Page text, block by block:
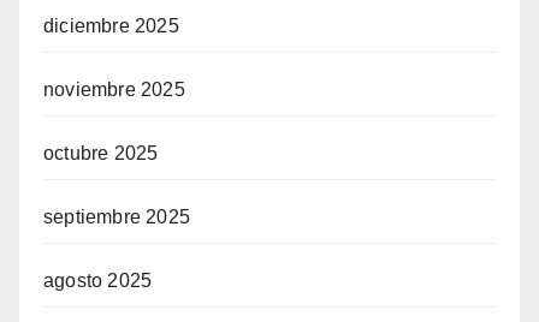
diciembre 2025
noviembre 2025
octubre 2025
septiembre 2025
agosto 2025